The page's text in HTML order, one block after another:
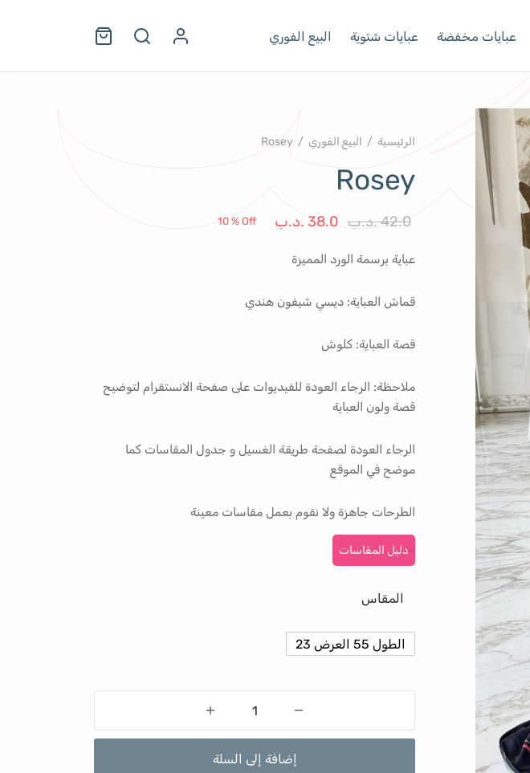
عبايات مخفضة عبايات شتوية البيع الفوري
الرئيسية / البيع الفوري /
Rosey
Rosey
10 % Off 42.0.د.ب السعر
42.0 .د.ب.
38.0 .د.ب
السعر
عباية برسمة الورد المميزة
قماش العباية: ديسي شيفون هندي
قصة العباية: كلوش
ملاحظة: الرجاء العودة للفيديوات على صفحة الانستقرام لتوضيح
قصة ولون العباية
الرجاء العودة لصفحة طريقة الغسيل و جدول المقاسات كما
موضح في الموقع
الطرحات جاهزة ولا نقوم بعمل مقاسات معينة
دليل المقاسات
المقاس
الطول 55 العرض 23
إضافة إلى السلة